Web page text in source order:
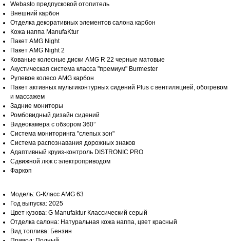
Webasto предпусковой отопитель
Внешний карбон
Отделка декоративных элементов салона карбон
Кожа наппа ManufaKtur
Пакет AMG Night
Пакет AMG Night 2
Кованые колесные диски AMG R 22 черные матовые
Акустическая система класса "премиум" Burmester
Рулевое колесо AMG карбон
Пакет активных мультиконтурных сидений Plus с вентиляцией, обогревом
и массажем
Задние мониторы
Ромбовидный дизайн сидений
Видеокамера с обзором 360°
Система мониторинга "слепых зон"
Система распознавания дорожных знаков
Адаптивный круиз-контроль DISTRONIC PRO
Сдвижной люк с электроприводом
Фаркоп
Модель: G-Класс AMG 63
Год выпуска: 2025
Цвет кузова: G Manufaktur Классический серый
Отделка салона: Натуральная кожа наппа, цвет красный
Вид топлива: Бензин